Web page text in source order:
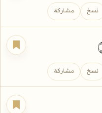
نسخ مشاركة
نسخ مشاركة